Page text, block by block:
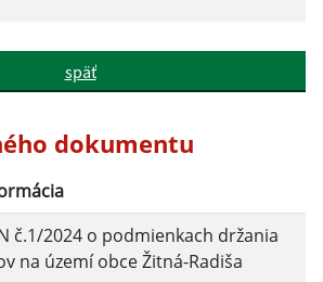
do:
späť
dokumentu
č.1/2024 o podmienkach držania
na území obce Žitná-Radiša